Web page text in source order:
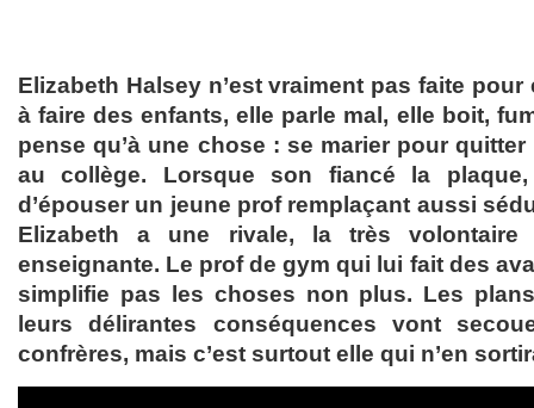
Elizabeth Halsey n’est vraiment pas faite pour
à faire des enfants, elle parle mal, elle boit,
pense qu’à une chose : se marier pour
au collège. Lorsque son fiancé la
d’épouser un jeune prof remplaçant aussi
Elizabeth a une rivale, la très volontaire
enseignante. Le prof de gym qui lui fait des
simplifie pas les choses non plus. Les
leurs délirantes conséquences vont
confrères, mais c’est surtout elle qui n’en